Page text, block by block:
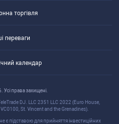
торгівля
переваги
календар
права захищені.
DJ. LLC 2351 LLC 2022 (Euro House,
St. Vincent and the Grenadines).
є підcтавою для прийняття інвеcтиційних